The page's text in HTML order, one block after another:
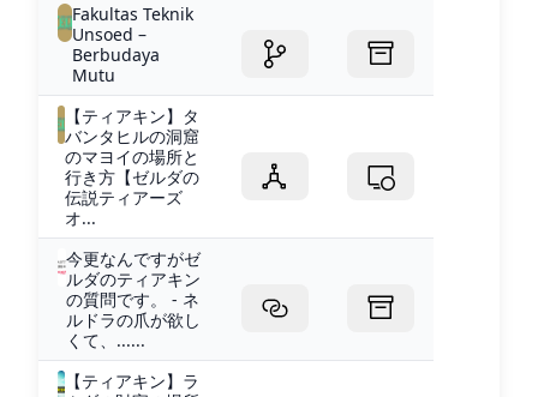
Fakultas Teknik
Unsoed –
Berbudaya
Mutu
【ティアキン】タ
バンタヒルの洞窟
のマヨイの場所と
行き方【ゼルダの
伝説ティアーズ
オ...
今更なんですがゼ
ルダのティアキン
の質問です。 - ネ
ルドラの爪が欲し
くて、......
【ティアキン】ラ